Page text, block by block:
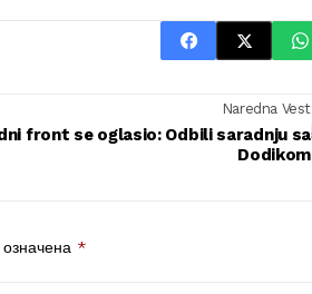
Naredna Vest
front se oglasio: Odbili saradnju sa
Dodikom
*